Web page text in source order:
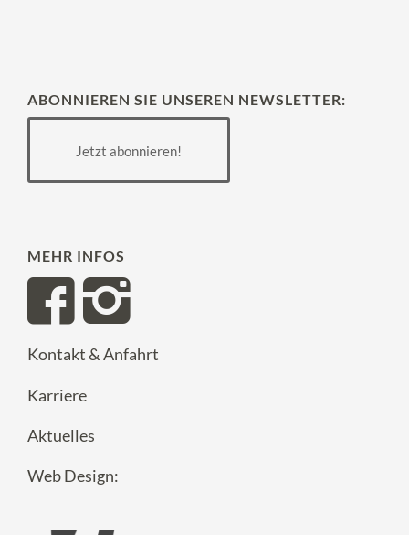
ABONNIEREN SIE UNSEREN NEWSLETTER:
Jetzt abonnieren!
MEHR INFOS
Kontakt & Anfahrt
Karriere
Aktuelles
Web Design: